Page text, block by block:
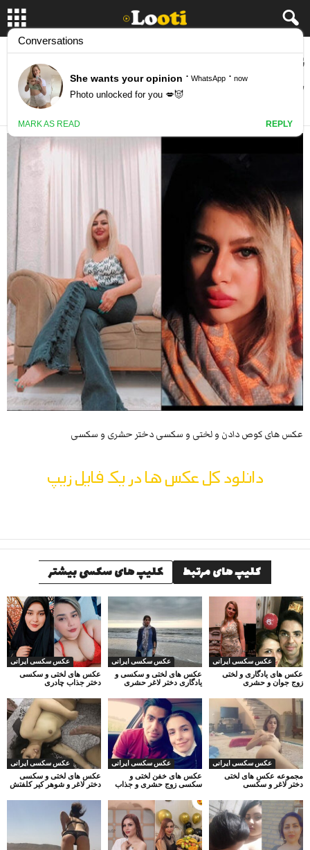
عکس های کوص دادن و لختی و سکسی دختر
حشری و سکسی
عکس های کوص دادن و لختی و سکسی دختر حشری و سکسی
دانلود کل عکس ها در یک فایل زیپ
کلیپ های مرتبط کلیپ های سکسی بیشتر
عکس سکسی ایرانی
عکس های لختی و سکسی
دختر جذاب چادری
عکس سکسی ایرانی
عکس های لختی و سکسی و
یادگاری دختر لاغر حشری
عکس سکسی ایرانی
عکس های یادگاری و لختی
زوج جوان و حشری
عکس سکسی ایرانی
عکس های لختی و سکسی
دختر لاغر و شوهر کیر کلفتش
عکس سکسی ایرانی
عکس های خفن لختی و
سکسی زوج حشری و جذاب
عکس سکسی ایرانی
مجموعه عکس های لختی
دختر لاغر و سکسی